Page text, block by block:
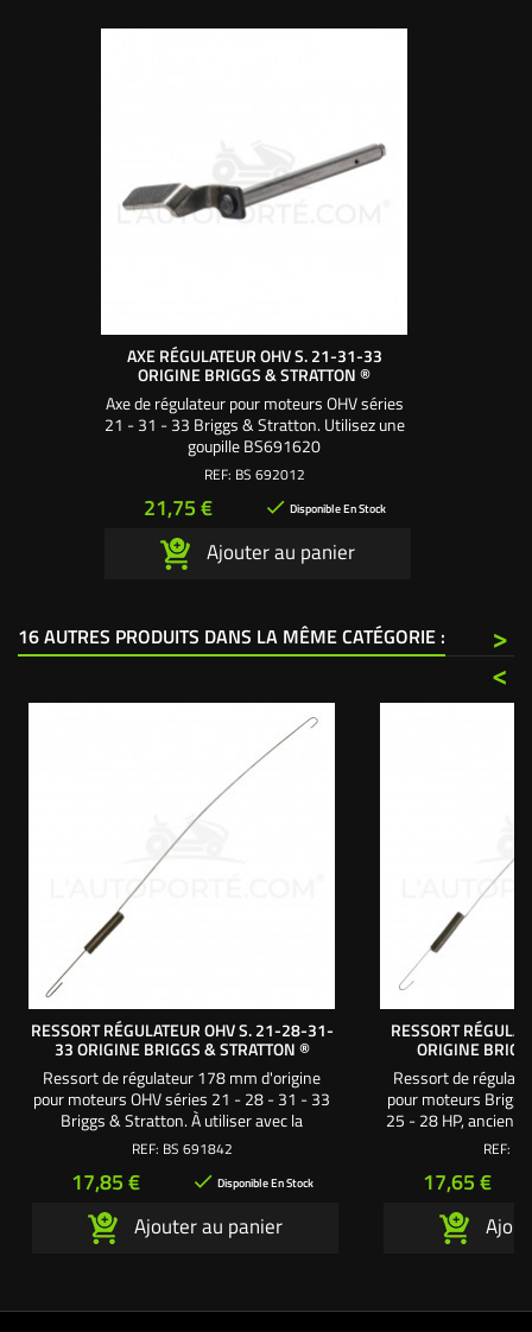
AXE RÉGULATEUR OHV S. 21-31-33
ORIGINE BRIGGS & STRATTON ®
Axe de régulateur pour moteurs OHV séries
21 - 31 - 33 Briggs & Stratton. Utilisez une
goupille BS691620
REF: BS 692012
Prix
21,75 €  Disponible En Stock
Ajouter au panier
16 AUTRES PRODUITS DANS LA MÊME CATÉGORIE :
>
<
RESSORT RÉGULATEUR OHV S. 21-28-31-
33 ORIGINE BRIGGS & STRATTON ®
Ressort de régulateur 178 mm d'origine
pour moteurs OHV séries 21 - 28 - 31 - 33
Briggs & Stratton. À utiliser avec la
tringle BS691841
REF: BS 691842
Prix
17,85 €  Disponible En Stock
Ajouter au panier
RESSORT
ORIGINE
Ressort de
pour moteurs
25 - 28 HP,
latérales. À
REF:
Prix
17,65 €